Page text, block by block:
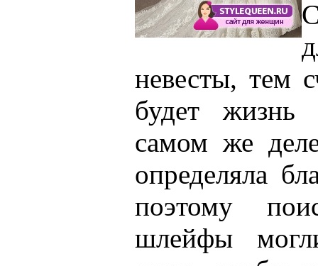
невесты, тем
будет
самом же
определяла
поэтому
шлейфы